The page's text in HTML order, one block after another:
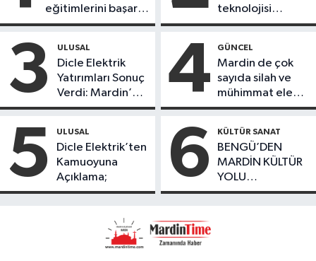
eğitimlerini başarı
ile tamamladı
teknolojisi
öğrencileri
ürünlerini satarak
köydeki
çoçuklara kitap
desteğinde
bulundu
3 ULUSAL
Dicle Elektrik
Yatırımları Sonuç
Verdi: Mardin’de
Kayıp Kaçak
Düşüş
4 GÜNCEL
Mardin de çok
sayıda silah ve
mühimmat ele
geçirildi
5 ULUSAL
Dicle Elektrik’ten
Kamuoyuna
Açıklama;
6 KÜLTÜR SANAT
BENGÜ’DEN
MARDİN KÜLTÜR
YOLU
FESTIVALİ’NDE